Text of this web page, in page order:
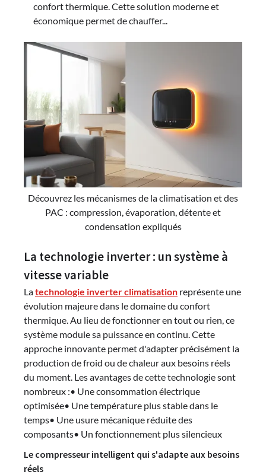
confort thermique. Cette solution moderne et
économique permet de chauffer...
Découvrez les mécanismes de la climatisation et des
PAC : compression, évaporation, détente et
condensation expliqués
La technologie inverter : un système à
vitesse variable
Latechnologie inverter climatisation représente une
évolution majeure dans le domaine du confort
thermique. Au lieu de fonctionner en tout ou rien, ce
système module sa puissance en continu. Cette
approche innovante permet d'adapter précisément la
production de froid ou de chaleur aux besoins réels
du moment. Les avantages de cette technologie sont
nombreux :• Une consommation électrique
optimisée• Une température plus stable dans le
temps• Une usure mécanique réduite des
composants• Un fonctionnement plus silencieux
Le compresseur intelligent qui s'adapte aux besoins
réels